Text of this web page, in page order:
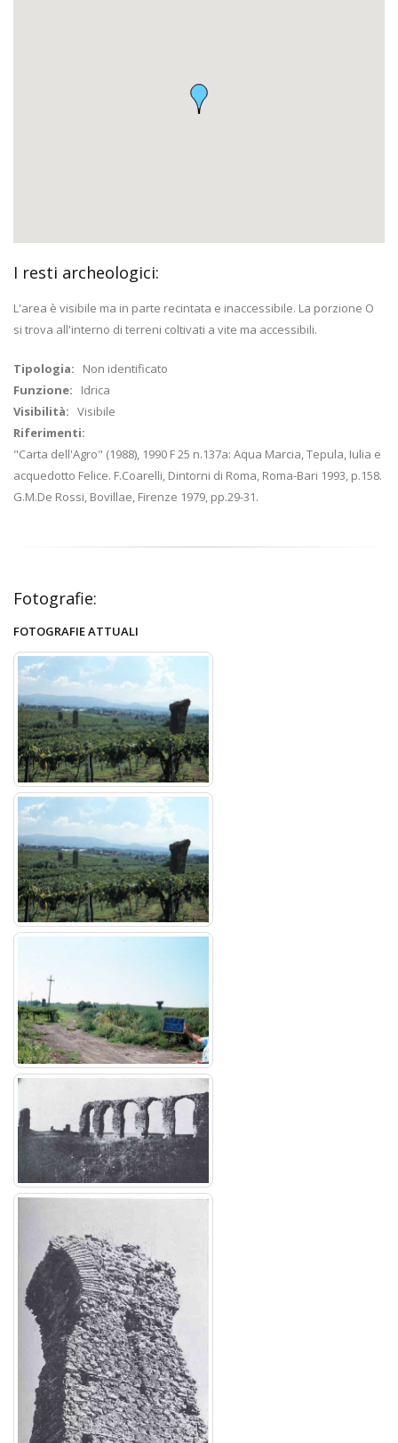
I resti archeologici:
L'area è visibile ma in parte recintata e inaccessibile. La porzione O
si trova all'interno di terreni coltivati a vite ma accessibili.
Tipologia: Non identificato
Funzione: Idrica
Visibilità: Visibile
Riferimenti:
"Carta dell'Agro" (1988), 1990 F 25 n.137a: Aqua Marcia, Tepula, Iulia e
acquedotto Felice. F.Coarelli, Dintorni di Roma, Roma-Bari 1993, p.158.
G.M.De Rossi, Bovillae, Firenze 1979, pp.29-31.
Fotografie:
FOTOGRAFIE ATTUALI